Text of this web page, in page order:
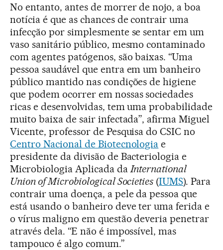
No entanto, antes de morrer de nojo, a boa
notícia é que as chances de contrair uma
infecção por simplesmente se sentar em um
vaso sanitário público, mesmo contaminado
com agentes patógenos, são baixas. “Uma
pessoa saudável que entra em um banheiro
público mantido nas condições de higiene
que podem ocorrer em nossas sociedades
ricas e desenvolvidas, tem uma probabilidade
muito baixa de sair infectada”, afirma Miguel
Vicente, professor de Pesquisa do CSIC no
Centro Nacional de Biotecnologia e
presidente da divisão de Bacteriologia e
Microbiologia Aplicada da International
Union of Microbiological Societies (IUMS). Para
contrair uma doença, a pele da pessoa que
está usando o banheiro deve ter uma ferida e
o vírus maligno em questão deveria penetrar
através dela. “E não é impossível, mas
tampouco é algo comum.”